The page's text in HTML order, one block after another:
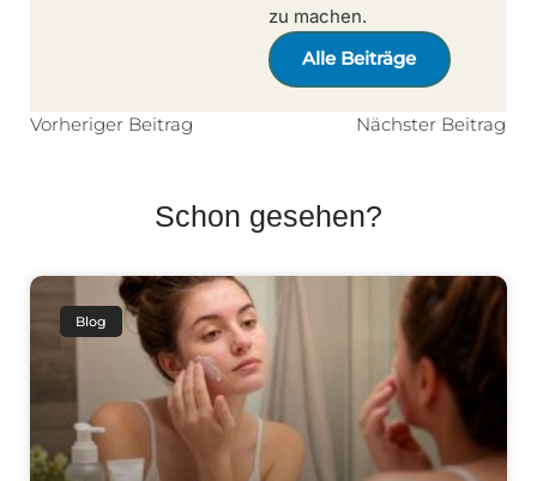
zu machen.
Alle Beiträge
Vorheriger Beitrag Nächster Beitrag
Schon gesehen?
Blog